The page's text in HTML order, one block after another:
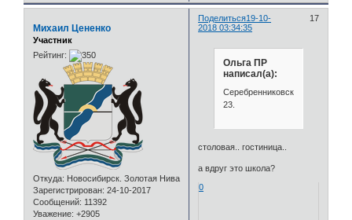
Поделиться 17
19-10-
2018 03:34:35
Михаил Цененко
Участник
Рейтинг:
Откуда: Новосибирск. Золотая Нива
Зарегистрирован: 24-10-2017
Сообщений: 11392
Уважение: +2905
Ольга ПР
написал(а):
Серебренниковская,
23.
столовая.. гостиница..
а вдруг это школа?
0